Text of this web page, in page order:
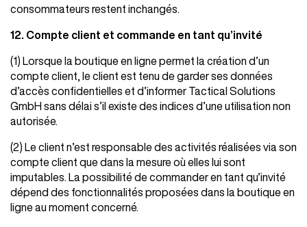
consommateurs restent inchangés.
12. Compte client et commande en tant qu’invité
(1) Lorsque la boutique en ligne permet la création d’un
compte client, le client est tenu de garder ses données
d’accès confidentielles et d’informer Tactical Solutions
GmbH sans délai s’il existe des indices d’une utilisation non
autorisée.
(2) Le client n’est responsable des activités réalisées via son
compte client que dans la mesure où elles lui sont
imputables. La possibilité de commander en tant qu’invité
dépend des fonctionnalités proposées dans la boutique en
ligne au moment concerné.